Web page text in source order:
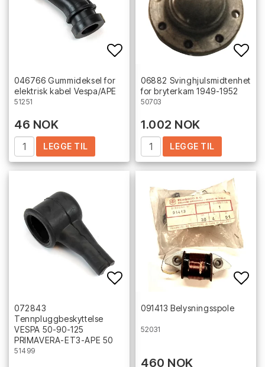
Add to list of favorites
046766 Gummideksel for
elektrisk kabel Vespa/APE
51251
46 NOK
LEGGE TIL
06882 Svinghjulsmidtenhet
for bryterkam 1949-1952
50703
1.002 NOK
LEGGE TIL
Add to list of favorites
072843
Tennpluggbeskyttelse
VESPA 50-90-125
PRIMAVERA-ET3-APE 50
51499
091413 Belysningsspole
52031
460 NOK